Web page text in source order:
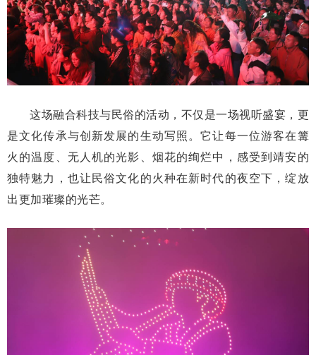
这场融合科技与民俗的活动，不仅是一场视听盛宴，更
是文化传承与创新发展的生动写照。它让每一位游客在篝
火的温度、无人机的光影、烟花的绚烂中，感受到靖安的
独特魅力，也让民俗文化的火种在新时代的夜空下，绽放
出更加璀璨的光芒。